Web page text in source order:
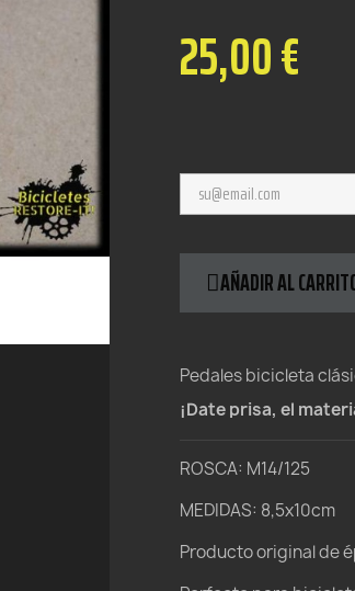
25,00 €
AÑADIR AL
Pedales bicicleta
¡Date prisa, el
ROSCA: M14/125
MEDIDAS: 8,5x10cm
Producto original de